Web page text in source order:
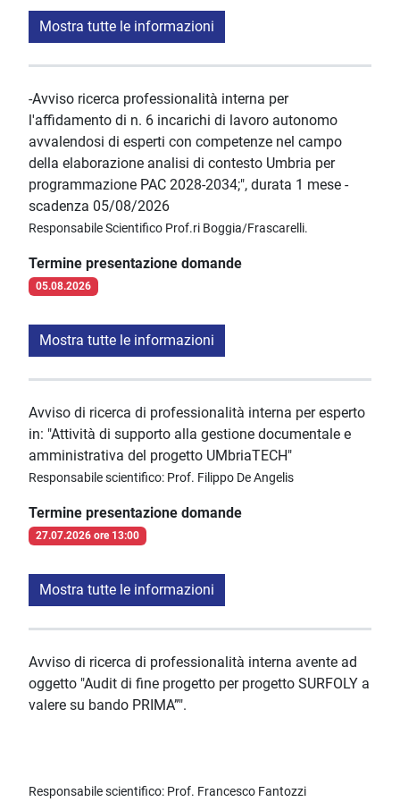
Mostra tutte le informazioni
-Avviso ricerca professionalità interna per
l'affidamento di n. 6 incarichi di lavoro autonomo
avvalendosi di esperti con competenze nel campo
della elaborazione analisi di contesto Umbria per
programmazione PAC 2028-2034;", durata 1 mese -
scadenza 05/08/2026
Responsabile Scientifico Prof.ri Boggia/Frascarelli.
Termine presentazione domande
05.08.2026
Mostra tutte le informazioni
Avviso di ricerca di professionalità interna per esperto
in: "Attività di supporto alla gestione documentale e
amministrativa del progetto UMbriaTECH"
Responsabile scientifico: Prof. Filippo De Angelis
Termine presentazione domande
27.07.2026 ore 13:00
Mostra tutte le informazioni
Avviso di ricerca di professionalità interna avente ad
oggetto "Audit di fine progetto per progetto SURFOLY a
valere su bando PRIMA”".
Responsabile scientifico: Prof. Francesco Fantozzi